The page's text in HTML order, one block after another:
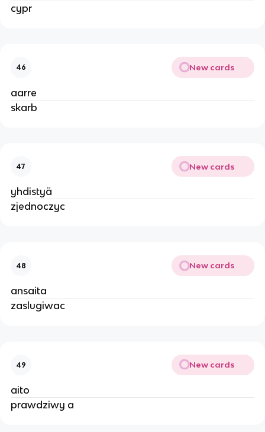
cypr
46 New cards
aarre
skarb
47 New cards
yhdistyä
zjednoczyc
48 New cards
ansaita
zaslugiwac
49 New cards
aito
prawdziwy a